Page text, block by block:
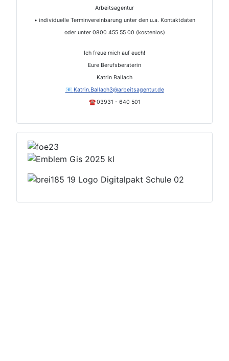
Arbeitsagentur
• individuelle Terminvereinbarung unter den u.a. Kontaktdaten
oder unter 0800 455 55 00 (kostenlos)
Ich freue mich auf euch!
Eure Berufsberaterin
Katrin Ballach
📧 Katrin.Ballach3@arbeitsagentur.de
☎03931 - 640 501